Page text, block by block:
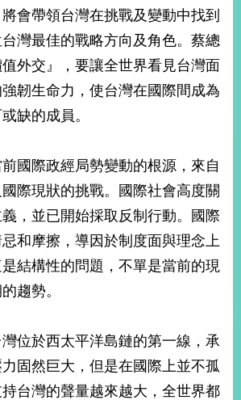
會帶領台灣在挑戰及變動中找到
灣最佳的戰略方向及角色。蔡總
外交』，要讓全世界看見台灣面
韌生命力，使台灣在國際間成為
缺的成員。
國際政經局勢變動的根源，來自
際現狀的挑戰。國際社會高度關
，並已開始採取反制行動。國際
和摩擦，導因於制度面與理念上
結構性的問題，不單是當前的現
趨勢。
位於西太平洋島鏈的第一線，承
固然巨大，但是在國際上並不孤
台灣的聲量越來越大，全世界都